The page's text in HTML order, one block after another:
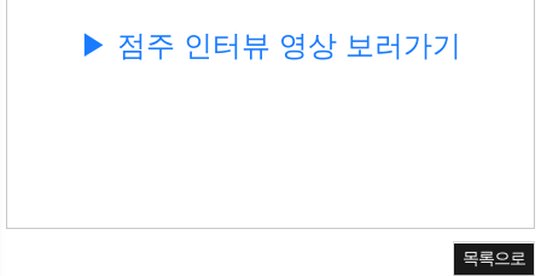
▶ 점주 인터뷰 영상 보러가기
목록으로